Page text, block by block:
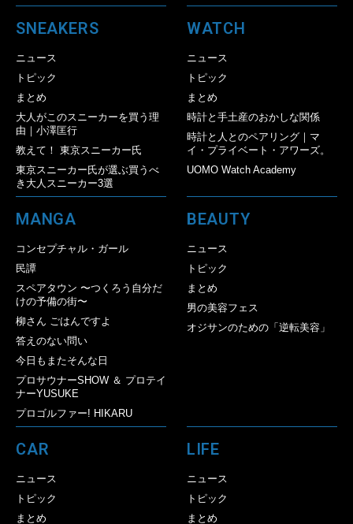
SNEAKERS
ニュース
トピック
まとめ
大人がこのスニーカーを買う理
由｜小澤匡行
教えて！ 東京スニーカー氏
東京スニーカー氏が選ぶ買うべ
き大人スニーカー3選
WATCH
ニュース
トピック
まとめ
時計と手土産のおかしな関係
時計と人とのペアリング｜マ
イ・プライベート・アワーズ。
UOMO Watch Academy
MANGA
コンセプチャル・ガール
民譚
スペアタウン 〜つくろう自分だ
けの予備の街〜
柳さん ごはんですよ
答えのない問い
今日もまたそんな日
プロサウナーSHOW ＆ プロテイ
ナーYUSUKE
プロゴルファー! HIKARU
BEAUTY
ニュース
トピック
まとめ
男の美容フェス
オジサンのための「逆転美容」
CAR
ニュース
トピック
まとめ
LIFE
ニュース
トピック
まとめ